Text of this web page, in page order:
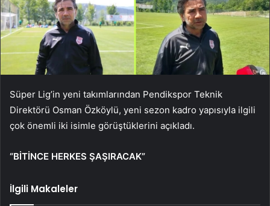
Süper Lig’in yeni takımlarından Pendikspor Teknik
Direktörü Osman Özköylü, yeni sezon kadro yapısıyla ilgili
çok önemli iki isimle görüştüklerini açıkladı.
“BİTİNCE HERKES ŞAŞIRACAK”
İlgili Makaleler